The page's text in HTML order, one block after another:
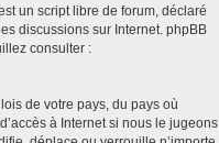
un script libre de forum, déclaré
discussions sur Internet. phpBB
consulter :
de votre pays, du pays où
à Internet si nous le jugeons